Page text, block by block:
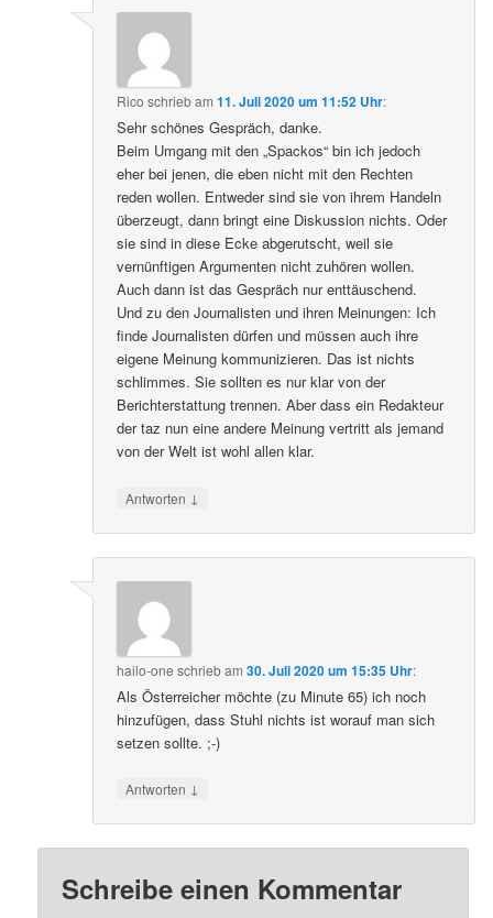
Rico schriebam11. Juli 2020 um 11:52 Uhr:
Sehr schönes Gespräch, danke.
Beim Umgang mit den „Spackos“ bin ich jedoch
eher bei jenen, die eben nicht mit den Rechten
reden wollen. Entweder sind sie von ihrem Handeln
überzeugt, dann bringt eine Diskussion nichts. Oder
sie sind in diese Ecke abgerutscht, weil sie
vernünftigen Argumenten nicht zuhören wollen.
Auch dann ist das Gespräch nur enttäuschend.
Und zu den Journalisten und ihren Meinungen: Ich
finde Journalisten dürfen und müssen auch ihre
eigene Meinung kommunizieren. Das ist nichts
schlimmes. Sie sollten es nur klar von der
Berichterstattung trennen. Aber dass ein Redakteur
der taz nun eine andere Meinung vertritt als jemand
von der Welt ist wohl allen klar.
Antworten ↓
hailo-one schriebam30. Juli 2020 um 15:35 Uhr:
Als Österreicher möchte (zu Minute 65) ich noch
hinzufügen, dass Stuhl nichts ist worauf man sich
setzen sollte. ;-)
Antworten ↓
Schreibe einen Kommentar